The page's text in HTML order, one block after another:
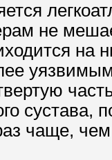
не
чаще,